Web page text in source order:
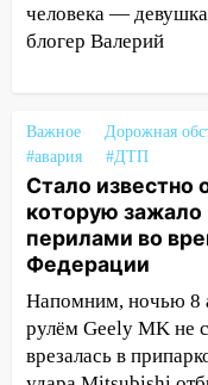
11:53 Стало
девочки,
11:29
Сергей
начальником
контроля
11:12 В
погиб один
11:05 12
ранения после
человека —
блогер Валерий
Важное Дорожная
#авария
#ДТП
Стало известно
которую
перилами во
Федерации
Напомним, ночью 8
рулём Geely MK не
врезалась в